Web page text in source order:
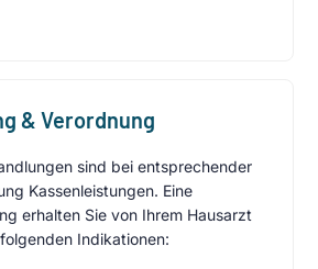
& Verordnung
sind bei entsprechender
Kassenleistungen. Eine
erhalten Sie von Ihrem Hausarzt
Indikationen: